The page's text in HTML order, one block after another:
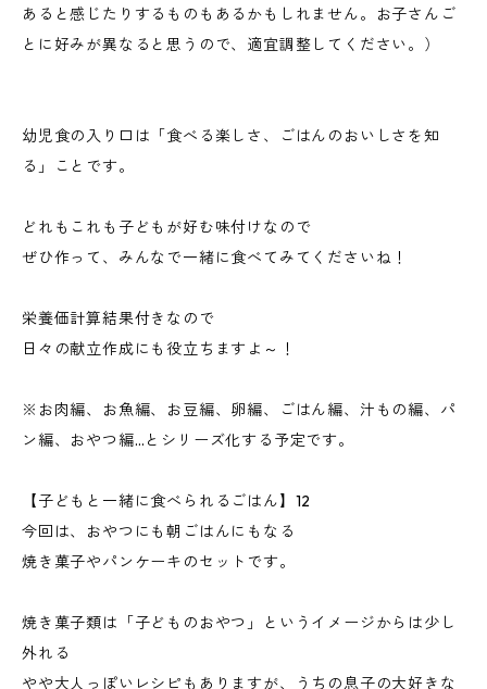
あると感じたりするものもあるかもしれません。お子さんご
とに好みが異なると思うので、適宜調整してください。）
幼児食の入り口は「食べる楽しさ、ごはんのおいしさを知
る」ことです。
どれもこれも子どもが好む味付けなので
ぜひ作って、みんなで一緒に食べてみてくださいね！
栄養価計算結果付きなので
日々の献立作成にも役立ちますよ～！
※お肉編、お魚編、お豆編、卵編、ごはん編、汁もの編、パ
ン編、おやつ編…とシリーズ化する予定です。
【子どもと一緒に食べられるごはん】12
今回は、おやつにも朝ごはんにもなる
焼き菓子やパンケーキのセットです。
焼き菓子類は「子どものおやつ」というイメージからは少し
外れる
やや大人っぽいレシピもありますが、うちの息子の大好きな